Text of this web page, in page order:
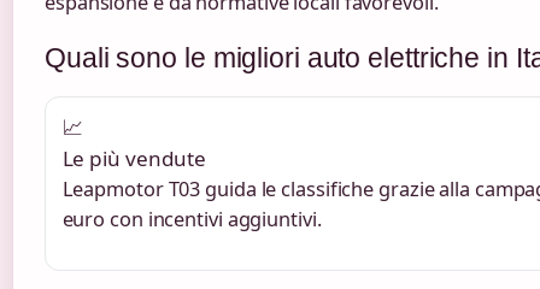
Quali sono le migliori auto elettriche in
📈
Le più vendute
Leapmotor T03 guida le classifiche grazie alla
euro con incentivi aggiuntivi.